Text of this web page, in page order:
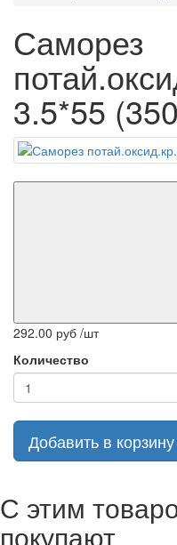
Саморез
3.5*55
292.00 руб /шт
Количество
Добавить в корзину
С этим
покупают